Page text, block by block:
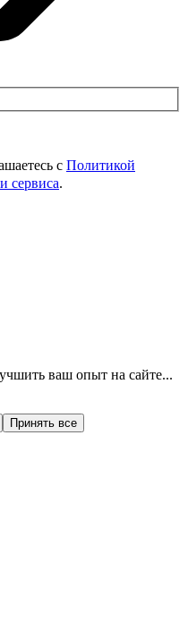
с Политикой
сервиса.
ваш опыт на сайте...
Принять все